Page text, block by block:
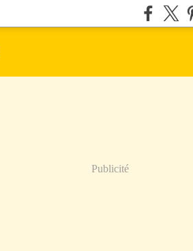
Publicité